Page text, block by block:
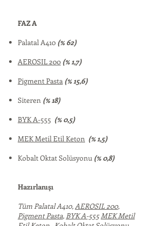
FAZ A
Palatal A410 (% 62)
AEROSIL 200 (% 1,7)
Pigment Pasta (% 15,6)
Siteren (% 18)
BYK A-555 (% 0,5)
MEK Metil Etil Keton (% 1,5)
Kobalt Oktat Solüsyonu (% 0,8)
Hazırlanışı
Tüm Palatal A410,AEROSIL 200,
Pigment Pasta, BYK A-555MEK Metil